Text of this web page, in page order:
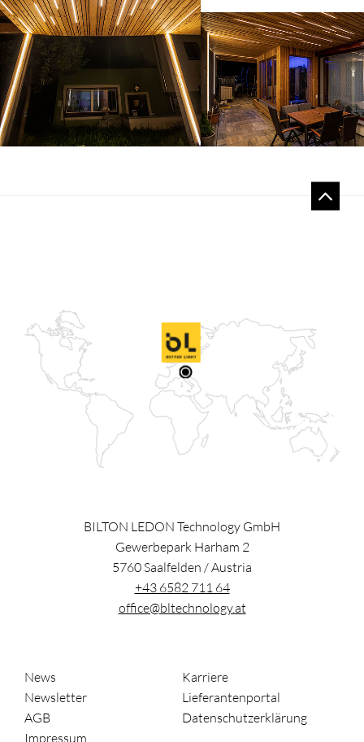
BILTON LEDON Technology GmbH
Gewerbepark Harham 2
5760Saalfelden /Austria
+43 6582 711 64
office@bltechnology.at
News
Karriere
Newsletter
Lieferantenportal
AGB
Datenschutzerklärung
Impressum